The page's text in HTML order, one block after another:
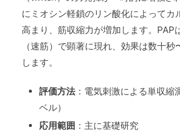
にミオシン軽鎖のリン酸化によってカ
高まり、筋収縮力が増加します。PAP
（速筋）で顕著に現れ、効果は数十秒
します。
評価方法：電気刺激による単収縮
ベル）
応用範囲 ：主に基礎研究